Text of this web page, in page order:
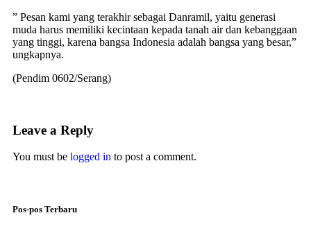
” Pesan kami yang terakhir sebagai Danramil, yaitu generasi
muda harus memiliki kecintaan kepada tanah air dan kebanggaan
yang tinggi, karena bangsa Indonesia adalah bangsa yang besar,”
ungkapnya.
(Pendim 0602/Serang)
Leave a Reply
You must be logged in to post a comment.
Pos-pos Terbaru